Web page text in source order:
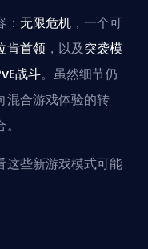
无限危机 ，一个可
肯首领 ，以及突袭模
战斗。虽然细节仍
混合游戏体验的转
这些新游戏模式可能